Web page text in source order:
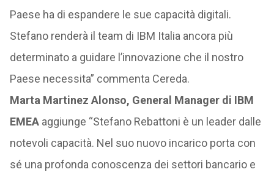
Paese ha di espandere le sue capacità digitali.
Stefano renderà il team di IBM Italia ancora più
determinato a guidare l’innovazione che il nostro
Paese necessita” commenta Cereda.
Marta Martinez Alonso, General Manager di IBM
EMEAaggiunge “Stefano Rebattoni è un leader dalle
notevoli capacità. Nel suo nuovo incarico porta con
sé una profonda conoscenza dei settori bancario e